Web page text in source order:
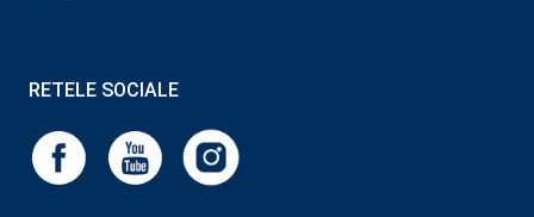
RETELE SOCIALE